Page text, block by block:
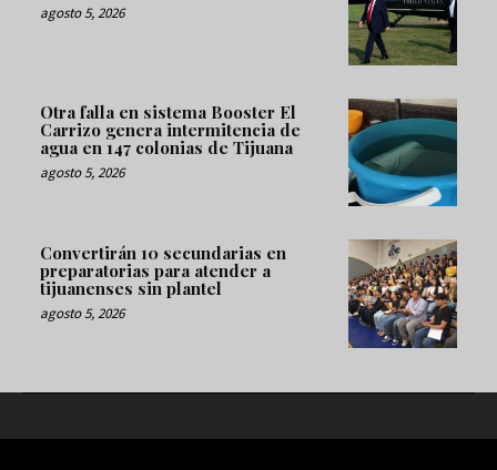
agosto 5, 2026
Otra falla en sistema Booster El
Carrizo genera intermitencia de
agua en 147 colonias de Tijuana
agosto 5, 2026
Convertirán 10 secundarias en
preparatorias para atender a
tijuanenses sin plantel
agosto 5, 2026